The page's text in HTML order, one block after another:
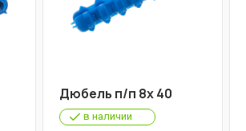
Дюбель п/п 8х 40
в наличии